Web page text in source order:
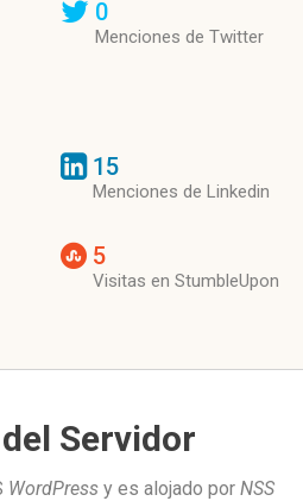
0
Menciones de Twitter
15
Menciones de Linkedin
5
Visitas en StumbleUpon
Servidor
WordPress y es alojado por NSS